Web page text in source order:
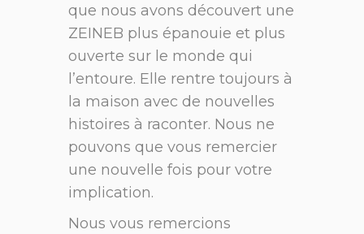
que nous avons découvert une
ZEINEB plus épanouie et plus
ouverte sur le monde qui
l’entoure. Elle rentre toujours à
la maison avec de nouvelles
histoires à raconter. Nous ne
pouvons que vous remercier
une nouvelle fois pour votre
implication.
Nous vous remercions